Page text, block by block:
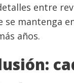
entre
se mantenga
años.